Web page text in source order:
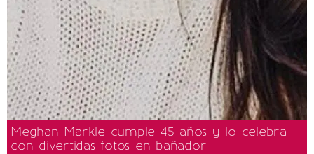
Meghan Markle cumple 45 años y lo celebra
con divertidas fotos en bañador